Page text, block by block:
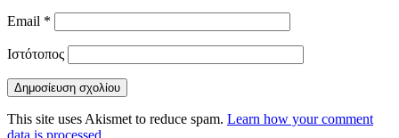
Email *
Ιστότοπος
This site uses Akismet to reduce spam. Learn how your comment
data is processed.